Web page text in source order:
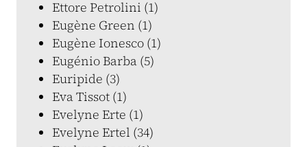
Ettore Petrolini (1)
Eugène Green (1)
Eugène Ionesco (1)
Eugénio Barba (5)
Euripide (3)
Eva Tissot (1)
Evelyne Erte (1)
Evelyne Ertel (34)